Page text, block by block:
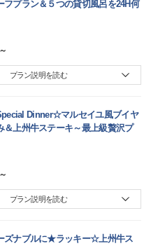
フプラン＆５つの貸切風呂を24H何
プラン説明を読む
Dinner☆マルセイユ風ブイヤ
＆上州牛ステーキ～最上級贅沢プ
プラン説明を読む
ズナブルに★ラッキー☆上州牛ス